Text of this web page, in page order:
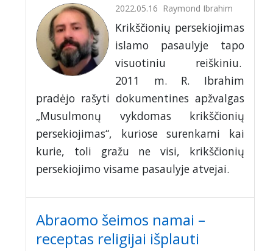
2022.05.16 Raymond Ibrahim
Krikščionių persekiojimas
islamo pasaulyje tapo
visuotiniu reiškiniu.
2011 m. R. Ibrahim
pradėjo rašyti dokumentines apžvalgas
„Musulmonų vykdomas krikščionių
persekiojimas“, kuriose surenkami kai
kurie, toli gražu ne visi, krikščionių
persekiojimo visame pasaulyje atvejai.
Abraomo šeimos namai –
receptas religijai išplauti